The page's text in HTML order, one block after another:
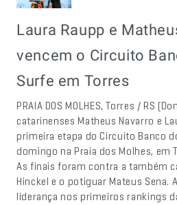
Laura Raupp e
vencem o Circuito
Surfe em Torres
PRAIA DOS MOLHES, Torres / RS
catarinenses Matheus Navarro e
primeira etapa do Circuito Banco
domingo na Praia dos Molhes, em
As finais foram contra a também
Hinckel e o potiguar Mateus Sena.
liderança nos primeiros rankings